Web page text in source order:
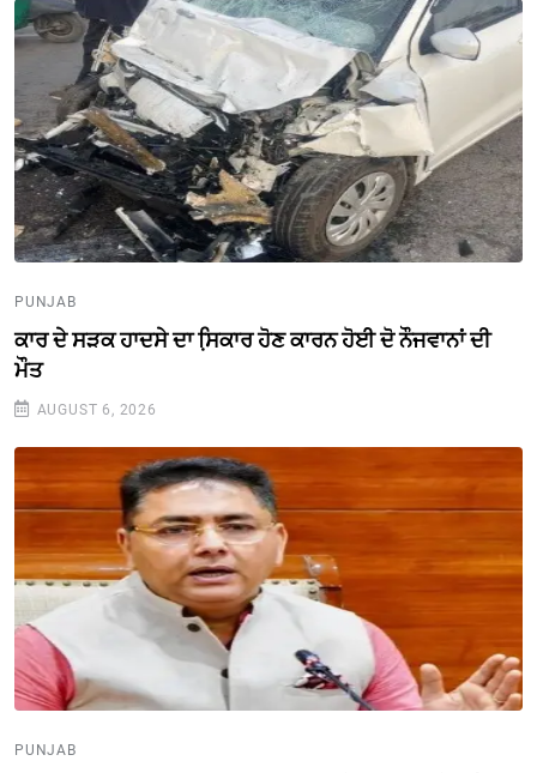
PUNJAB
ਕਾਰ ਦੇ ਸੜਕ ਹਾਦਸੇ ਦਾ ਸਿ਼ਕਾਰ ਹੋਣ ਕਾਰਨ ਹੋਈ ਦੋ ਨੌਜਵਾਨਾਂ ਦੀ
ਮੌਤ
AUGUST 6, 2026
PUNJAB